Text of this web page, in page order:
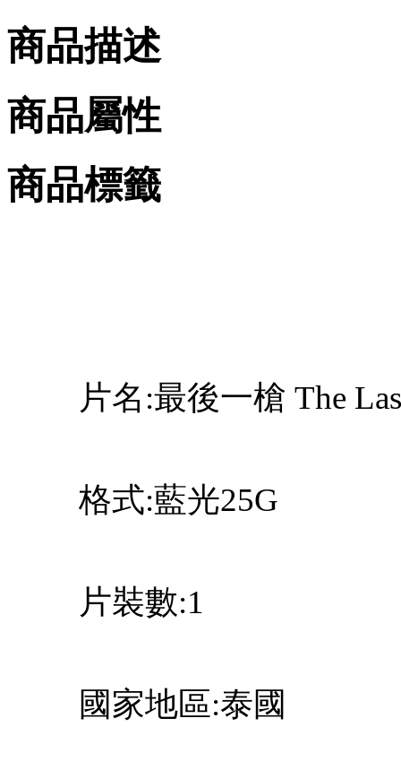
商品描述
商品屬性
商品標籤
片名:最後一槍 The
格式:藍光25G
片裝數:1
國家地區:泰國